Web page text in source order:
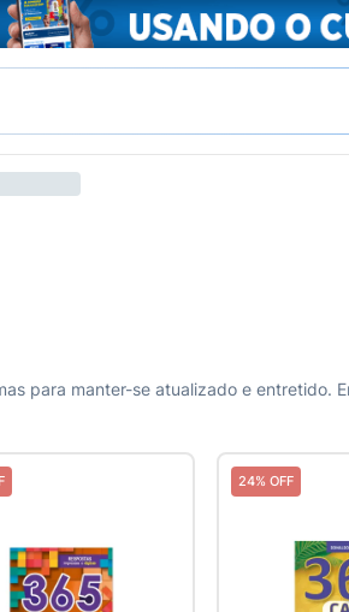
para manter-se atualizado e entretido.
24% OFF